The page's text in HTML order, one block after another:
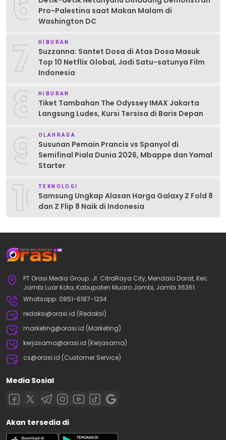
Pro-Palestina saat Makan Malam di
Washington DC
7 HIBURAN
Suzzanna: Santet Dosa di Atas Dosa Masuk
Top 10 Netflix Global, Jadi Satu-satunya Film
Indonesia
8 HIBURAN
Tiket Tambahan The Odyssey IMAX Jakarta
Langsung Ludes, Kursi Tersisa di Baris Depan
9 OLAHRAGA
Susunan Pemain Prancis vs Spanyol di
Semifinal Piala Dunia 2026, Mbappe dan Yamal
Starter
10TEKNOLOGI
Samsung Ungkap Alasan Harga Galaxy Z Fold 8
dan Z Flip 8 Naik di Indonesia
PT Orasi Media Group. Jl. CitraRaya City, Mendalo Darat, Kec.
Jambi Luar Kota, Kabupaten Muaro Jambi, Jambi 36361.
Whatsapp: 0851-6187-1234
redaksi@orasi.id (Redaksi)
marketing@orasi.id (Marketing)
kerjasama@orasi.id (Kerjasama)
cs@orasi.id (Customer Service)
Media Sosial
Akan tersedia di